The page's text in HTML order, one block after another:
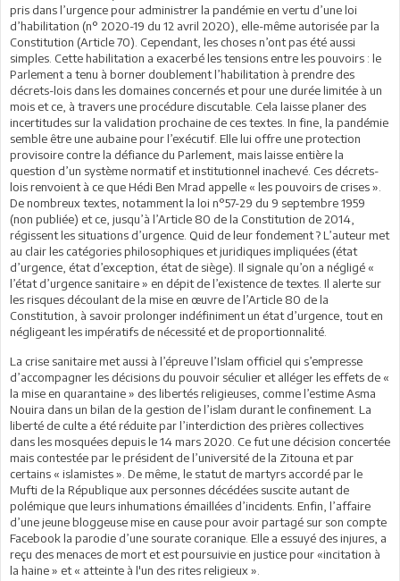
pris dans l’urgence pour administrer la pandémie en vertu d’une loi
d’habilitation (n° 2020-19 du 12 avril 2020), elle-même autorisée par la
Constitution (Article 70). Cependant, les choses n’ont pas été aussi
simples. Cette habilitation a exacerbé les tensions entre les pouvoirs : le
Parlement a tenu à borner doublement l’habilitation à prendre des
décrets-lois dans les domaines concernés et pour une durée limitée à un
mois et ce, à travers une procédure discutable. Cela laisse planer des
incertitudes sur la validation prochaine de ces textes. In fine, la pandémie
semble être une aubaine pour l’exécutif. Elle lui offre une protection
provisoire contre la défiance du Parlement, mais laisse entière la
question d’un système normatif et institutionnel inachevé. Ces décrets-
lois renvoient à ce que Hédi Ben Mrad appelle « les pouvoirs de crises ».
De nombreux textes, notamment la loi n°57-29 du 9 septembre 1959
(non publiée) et ce, jusqu’à l’Article 80 de la Constitution de 2014,
régissent les situations d’urgence. Quid de leur fondement ? L’auteur met
au clair les catégories philosophiques et juridiques impliquées (état
d’urgence, état d’exception, état de siège). Il signale qu’on a négligé «
l’état d’urgence sanitaire » en dépit de l’existence de textes. Il alerte sur
les risques découlant de la mise en œuvre de l’Article 80 de la
Constitution, à savoir prolonger indéfiniment un état d’urgence, tout en
négligeant les impératifs de nécessité et de proportionnalité.
La crise sanitaire met aussi à l’épreuve l’Islam officiel qui s’empresse
d’accompagner les décisions du pouvoir séculier et alléger les effets de «
la mise en quarantaine » des libertés religieuses, comme l’estime Asma
Nouira dans un bilan de la gestion de l’islam durant le confinement. La
liberté de culte a été réduite par l’interdiction des prières collectives
dans les mosquées depuis le 14 mars 2020. Ce fut une décision concertée
mais contestée par le président de l’université de la Zitouna et par
certains « islamistes ». De même, le statut de martyrs accordé par le
Mufti de la République aux personnes décédées suscite autant de
polémique que leurs inhumations émaillées d’incidents. Enfin, l’affaire
d’une jeune bloggeuse mise en cause pour avoir partagé sur son compte
Facebook la parodie d’une sourate coranique. Elle a essuyé des injures, a
reçu des menaces de mort et est poursuivie en justice pour «incitation à
la haine » et « atteinte à l'un des rites religieux ».